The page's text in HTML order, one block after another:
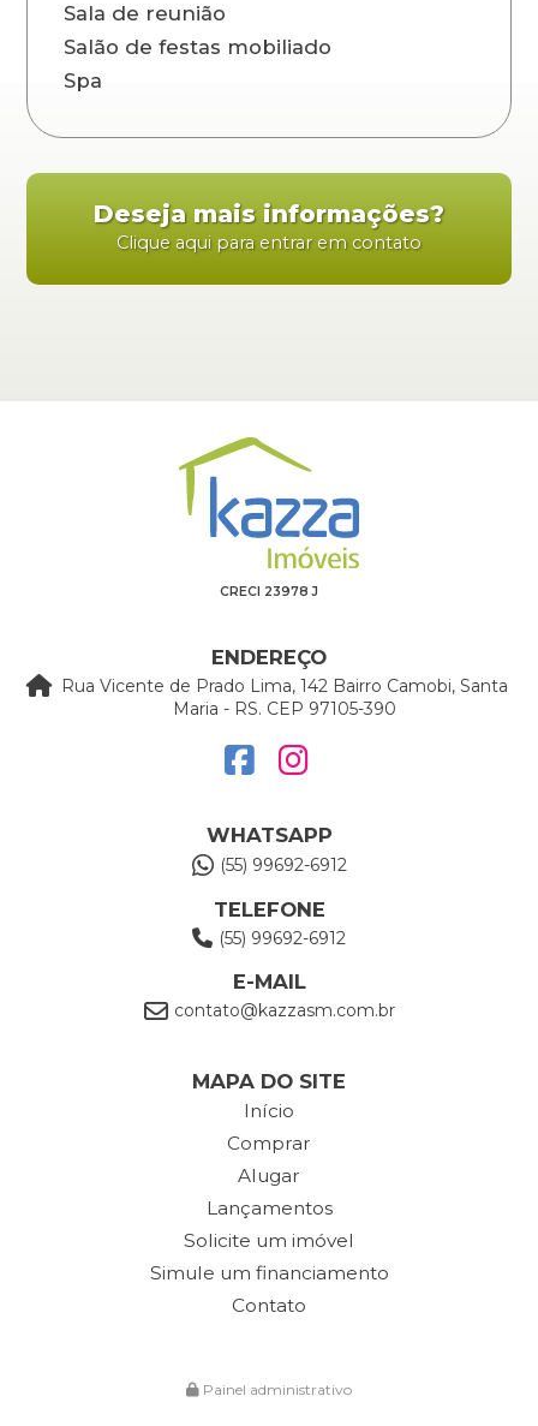
Sala de reunião
Salão de festas mobiliado
Spa
Deseja mais informações?
Clique aqui para entrar em contato
CRECI 23978 J
ENDEREÇO
Rua Vicente de Prado Lima, 142 Bairro Camobi, Santa
Maria - RS. CEP 97105-390
WHATSAPP
(55) 99692-6912
TELEFONE
(55) 99692-6912
E-MAIL
contato@kazzasm.com.br
MAPA DO SITE
Início
Comprar
Alugar
Lançamentos
Solicite um imóvel
Simule um financiamento
Contato
Painel administrativo